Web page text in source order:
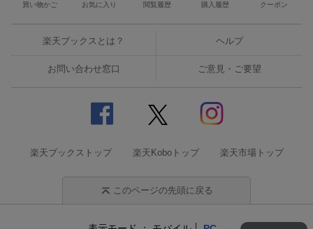
買い物かご お気に入り 閲覧履歴 購入履歴 クーポン
楽天ブックスとは？ ヘルプ
お問い合わせ窓口 ご意見・ご要望
楽天ブックストップ 楽天Koboトップ 楽天市場トップ
このページの先頭に戻る